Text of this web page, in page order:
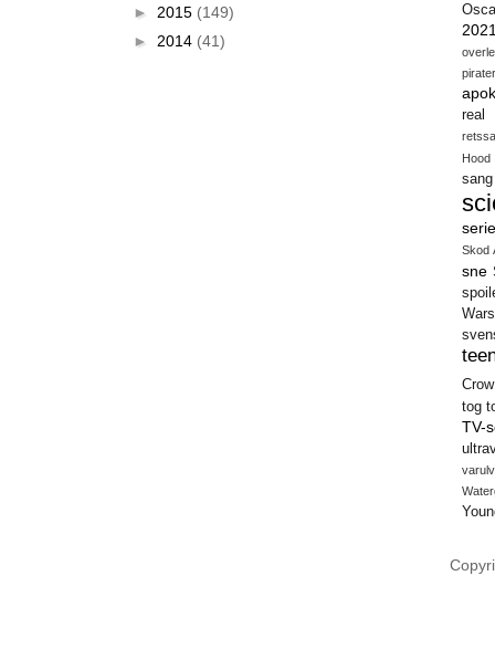
► 2015 (149)
► 2014 (41)
pirater
real
Hood
Skod
sne
Wars
Crow
tog
TV-
varulv